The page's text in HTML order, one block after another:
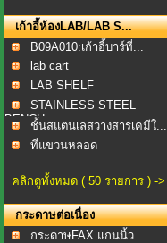
เก้าอี้ห้องLAB/LAB S...
B09A010:เก้าอี้บาร์ที่...
lab cart
LAB SHELF
STAINLESS STEEL
BENCHชั้นสแตนเลสวางสารเคมีใ...
ที่แขวนหลอด
คลิกดูทั้งหมด ( 50 รายการ ) ->
กระดาษต่อเนื่อง
กระดาษFAX แกนนิ้ว